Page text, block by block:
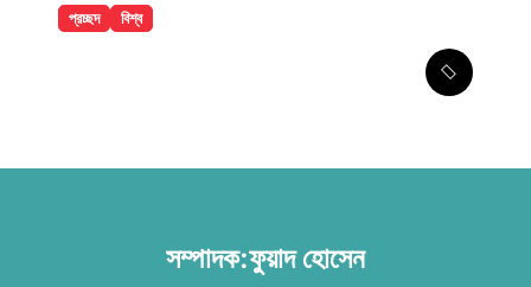
প্রচ্ছদ বিশ্ব
সম্পাদক:ফুয়াদ হোসেন